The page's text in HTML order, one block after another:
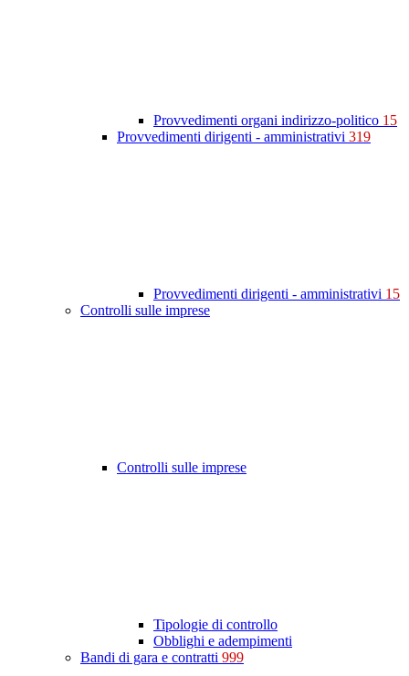
Provvedimenti organi indirizzo-politico 15
Provvedimenti dirigenti - amministrativi 319
Provvedimenti dirigenti - amministrativi 15
Controlli sulle imprese
Controlli sulle imprese
Tipologie di controllo
Obblighi e adempimenti
Bandi di gara e contratti 999